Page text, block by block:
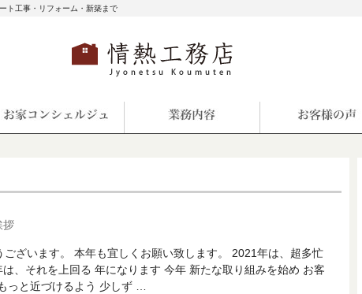
ト工事・リフォーム・新築まで
拶
ございます。 本年も宜しくお願い致します。 2021年は、超多忙
、それを上回る 年になります 今年 新たな取り組みを始め お客
っと近づけるよう 少しず …